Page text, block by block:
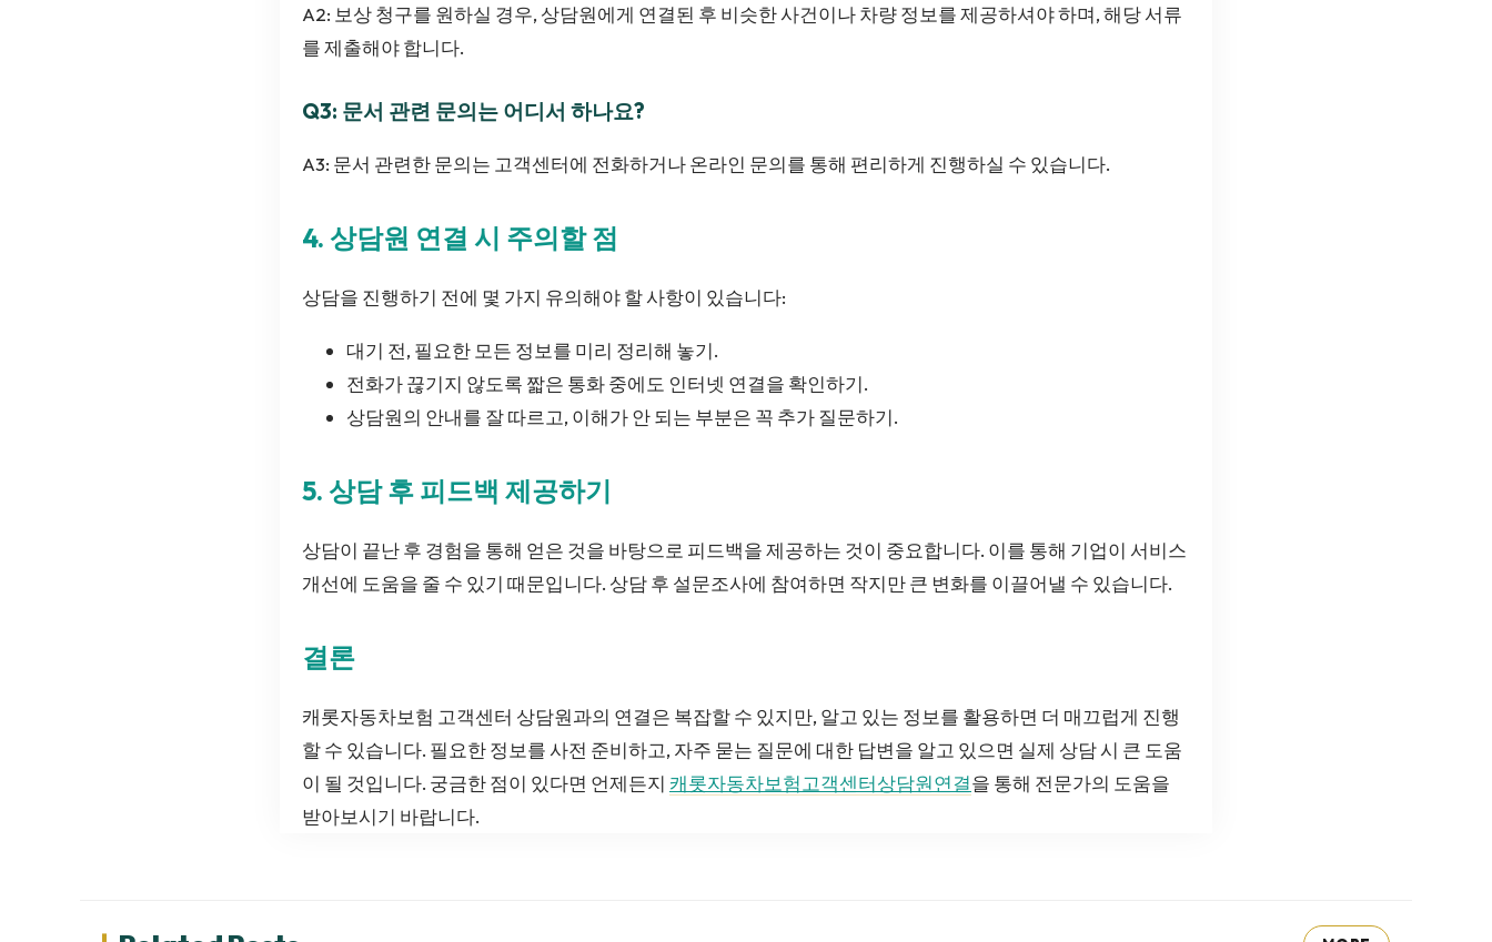
A2: 보상 청구를 원하실 경우, 상담원에게 연결된 후 비슷한 사건이나 차량 정보를 제공하셔야 하며, 해당 서류
를 제출해야 합니다.
Q3: 문서 관련 문의는 어디서 하나요?
A3: 문서 관련한 문의는 고객센터에 전화하거나 온라인 문의를 통해 편리하게 진행하실 수 있습니다.
4. 상담원 연결 시 주의할 점
상담을 진행하기 전에 몇 가지 유의해야 할 사항이 있습니다:
대기 전, 필요한 모든 정보를 미리 정리해 놓기.
전화가 끊기지 않도록 짧은 통화 중에도 인터넷 연결을 확인하기.
상담원의 안내를 잘 따르고, 이해가 안 되는 부분은 꼭 추가 질문하기.
5. 상담 후 피드백 제공하기
상담이 끝난 후 경험을 통해 얻은 것을 바탕으로 피드백을 제공하는 것이 중요합니다. 이를 통해 기업이 서비스
개선에 도움을 줄 수 있기 때문입니다. 상담 후 설문조사에 참여하면 작지만 큰 변화를 이끌어낼 수 있습니다.
결론
캐롯자동차보험 고객센터 상담원과의 연결은 복잡할 수 있지만, 알고 있는 정보를 활용하면 더 매끄럽게 진행
할 수 있습니다. 필요한 정보를 사전 준비하고, 자주 묻는 질문에 대한 답변을 알고 있으면 실제 상담 시 큰 도움
이 될 것입니다. 궁금한 점이 있다면 언제든지 캐롯자동차보험고객센터상담원연결을 통해 전문가의 도움을
받아보시기 바랍니다.